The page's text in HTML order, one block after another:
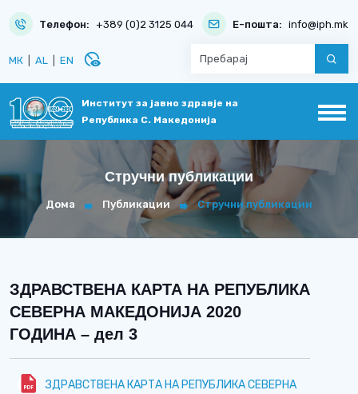
Телефон: +389 (0)2 3125 044 Е-пошта: info@iph.mk
МК AL EN disabled_visible
Институт за јавно здравје на
Република С. Македонија
Стручни публикации
Дома Публикации Стручни публикации
ЗДРАВСТВЕНА КАРТА НА РЕПУБЛИКА
СЕВЕРНА МАКЕДОНИЈА 2020
ГОДИНА – дел 3
ЗДРАВСТВЕНА КАРТА НА РЕПУБЛИКА СЕВЕРНА